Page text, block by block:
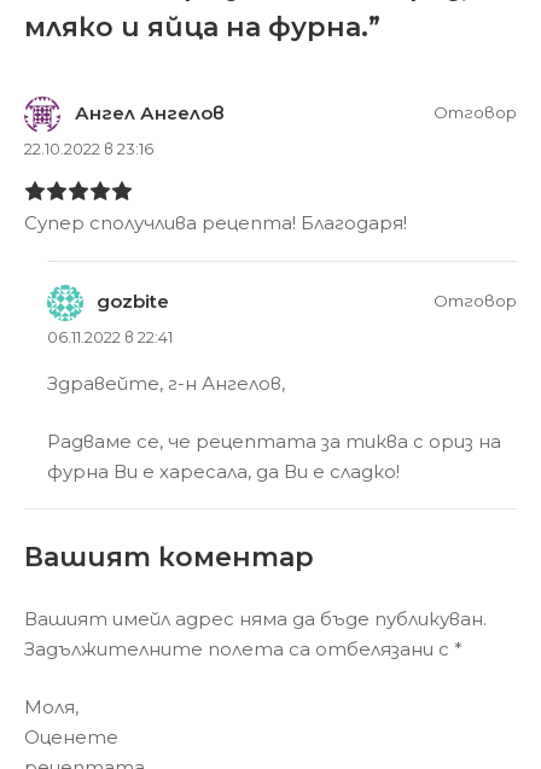
мляко и яйца на фурна.”
Ангел Ангелов
22.10.2022 в 23:16
Супер сполучлива рецепта! Благодаря!
Отговор
gozbite
06.11.2022 в 22:41
Здравейте, г-н Ангелов,
Радваме се, че рецептата за тиква с ориз на
фурна Ви е харесала, да Ви е сладко!
Отговор
Вашият коментар
Вашият имейл адрес няма да бъде публикуван.
Задължителните полета са отбелязани с *
Моля,
Оценете